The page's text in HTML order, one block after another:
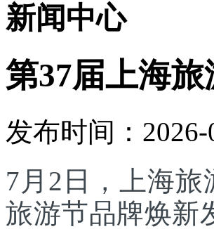
新闻中心
第37届上海
发布时间：2026-
7月2日，上海
旅游节品牌焕新